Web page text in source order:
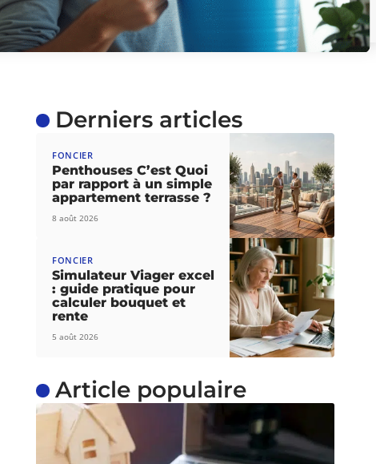
Derniers articles
FONCIER
Penthouses C’est Quoi
par rapport à un simple
appartement terrasse ?
8 août 2026
FONCIER
Simulateur Viager excel
: guide pratique pour
calculer bouquet et
rente
5 août 2026
Article populaire